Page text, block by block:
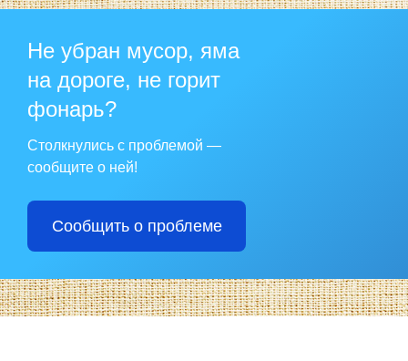
Не убран мусор, яма
на дороге, не горит
фонарь?
Столкнулись с проблемой —
сообщите о ней!
Сообщить о проблеме